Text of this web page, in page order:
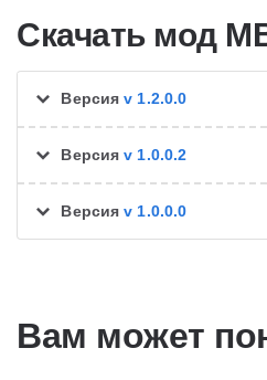
Скачать мод
Версияv 1.2.0.0
Версияv 1.0.0.2
Версияv 1.0.0.0
Вам может